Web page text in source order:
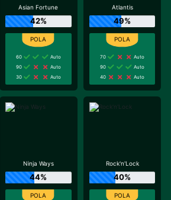
Asian Fortune
42%
60
Auto
90
Auto
30
Auto
Atlantis
49%
70
Auto
90
Auto
40
Auto
Ninja Ways
44%
Rock'n'Lock
40%